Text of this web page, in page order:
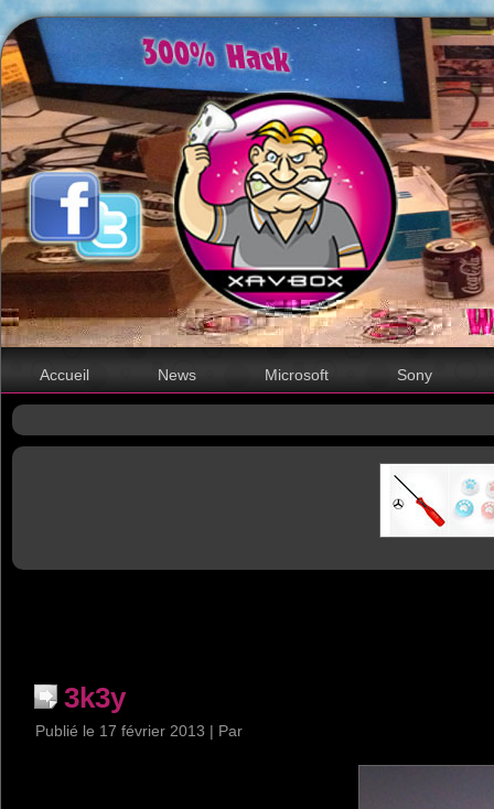
Accueil News Microsoft Sony
3k3y
Publié le 17 février 2013 | Par